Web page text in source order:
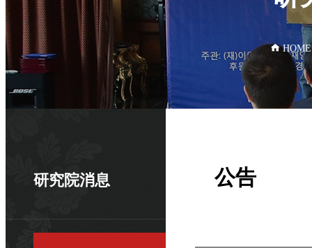
研究院消息 公告